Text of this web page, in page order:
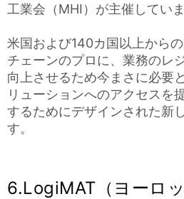
工業会（MHI）が主催していま
米国および140カ国以上から
チェーンのプロに、業務のレ
向上させるため今まさに必要
リューションへのアクセスを
するためにデザインされた新
す。
6.LogiMAT（ヨーロッ